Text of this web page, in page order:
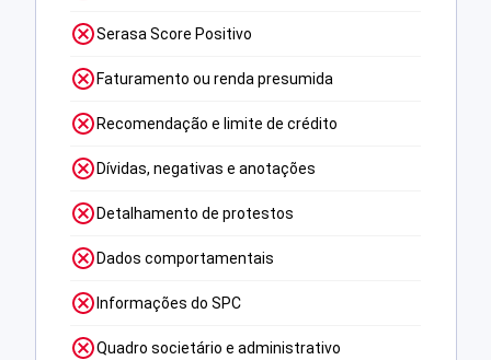
Serasa Score Positivo
Faturamento ou renda presumida
Recomendação e limite de crédito
Dívidas, negativas e anotações
Detalhamento de protestos
Dados comportamentais
Informações do SPC
Quadro societário e administrativo